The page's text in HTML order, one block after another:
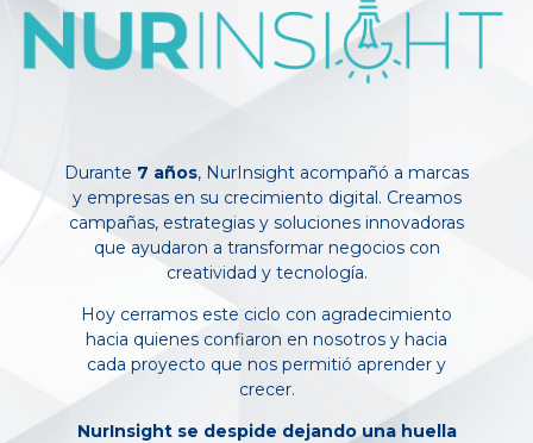
Durante 7 años, NurInsight acompañó a marcas
y empresas en su crecimiento digital. Creamos
campañas, estrategias y soluciones innovadoras
que ayudaron a transformar negocios con
creatividad y tecnología.
Hoy cerramos este ciclo con agradecimiento
hacia quienes confiaron en nosotros y hacia
cada proyecto que nos permitió aprender y
crecer.
NurInsight se despide dejando una huella